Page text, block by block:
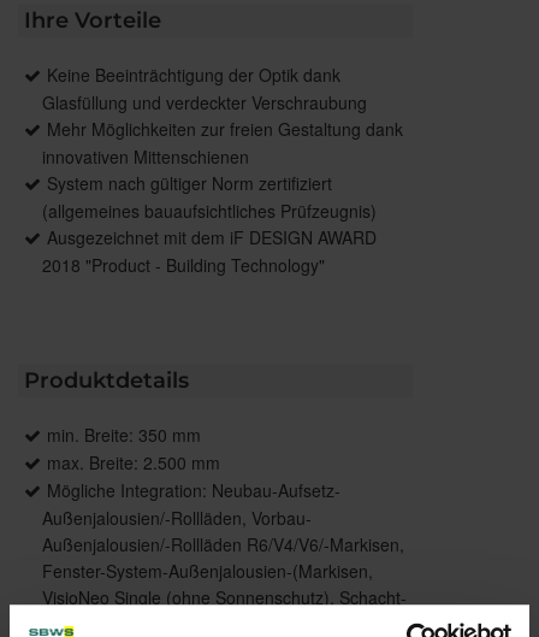
Ihre Vorteile
Keine Beeinträchtigung der Optik dank
Glasfüllung und verdeckter Verschraubung
Mehr Möglichkeiten zur freien Gestaltung dank
innovativen Mittenschienen
System nach gültiger Norm zertifiziert
(allgemeines bauaufsichtliches Prüfzeugnis)
Ausgezeichnet mit dem iF DESIGN AWARD
2018 "Product - Building Technology"
Produktdetails
min. Breite: 350 mm
max. Breite: 2.500 mm
Mögliche Integration: Neubau-Aufsetz-
Außenjalousien/-Rollläden, Vorbau-
Außenjalousien/-Rollläden R6/V4/V6/-Markisen,
Fenster-System-Außenjalousien-(Markisen,
VisioNeo Single (ohne Sonnenschutz), Schacht-
Außenjalousien S2/ -Rollläden/ -Markisen